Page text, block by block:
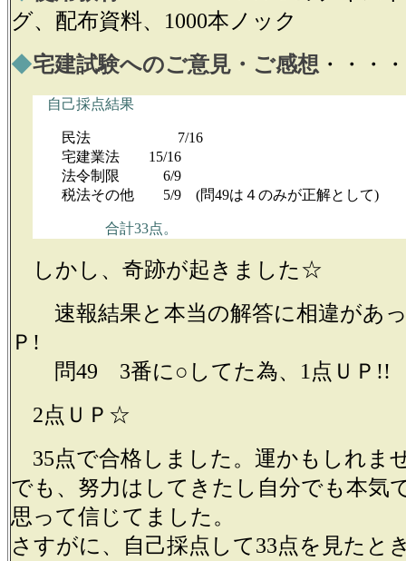
グ、配布資料、1000本ノック
◆宅建試験へのご意見・ご感想 ・・・・
自己採点結果
民法 7/16
宅建業法 15/16
法令制限 6/9
税法その他 5/9 (問49は４のみが正解として)
合計33点。
しかし、奇跡が起きました☆
速報結果と本当の解答に相違があっ
Ｐ!
問49 3番に○してた為、1点ＵＰ!!
2点ＵＰ☆
35点で合格しました。運かもしれま
でも、努力はしてきたし自分でも本気
思って信じてました。
さすがに、自己採点して33点を見たと